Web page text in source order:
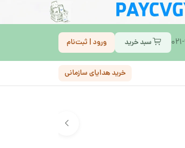
سبد خرید ورود | ثبت‌نام
خرید هدایای سازمانی